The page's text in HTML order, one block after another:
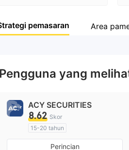
pemasaran Area
Pengguna yang
ACY SECURITIES
8.62 Skor
15-20 tahun
Diatur di Australia
Perincian